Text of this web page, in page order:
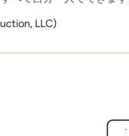
LLC)